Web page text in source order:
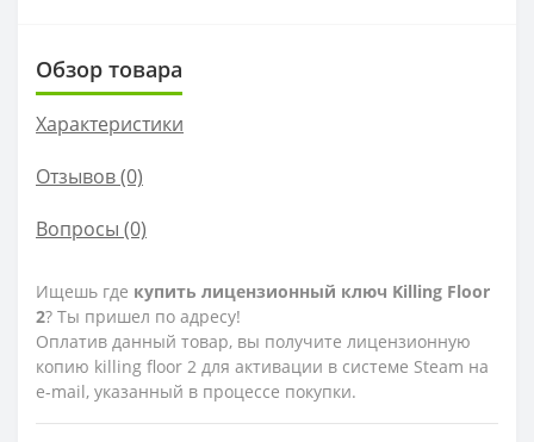
Обзор товара
Характеристики
Отзывов (0)
Вопросы (0)
Ищешь где купить лицензионный ключ Killing Floor
2? Ты пришел по адресу!
Оплатив данный товар, вы получите лицензионную
копию killing floor 2 для активации в системе Steam на
e-mail, указанный в процессе покупки.